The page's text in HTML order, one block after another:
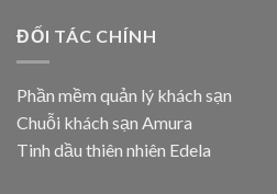
ĐỐI TÁC CHÍNH
Phần mềm quản lý khách sạn
Chuỗi khách sạn Amura
Tinh dầu thiên nhiên Edela